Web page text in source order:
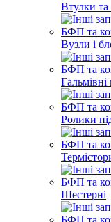
Втулки
Вузли і
Ролики
Шестерні